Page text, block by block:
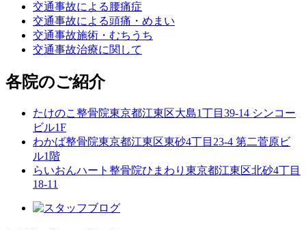
交通事故による腰痛症
交通事故による頭痛・めまい
交通事故施術・むちうち
交通事故治療に関して
各院のご紹介
たけのこ整骨院東京都江東区大島1丁目39-14 シンコー
ビル1F
わかば整骨院東京都江東区東砂4丁目23-4 第二菅原ビ
ル1階
らいおんハート整骨院ひまわり 東京都江東区北砂4丁目
18-11